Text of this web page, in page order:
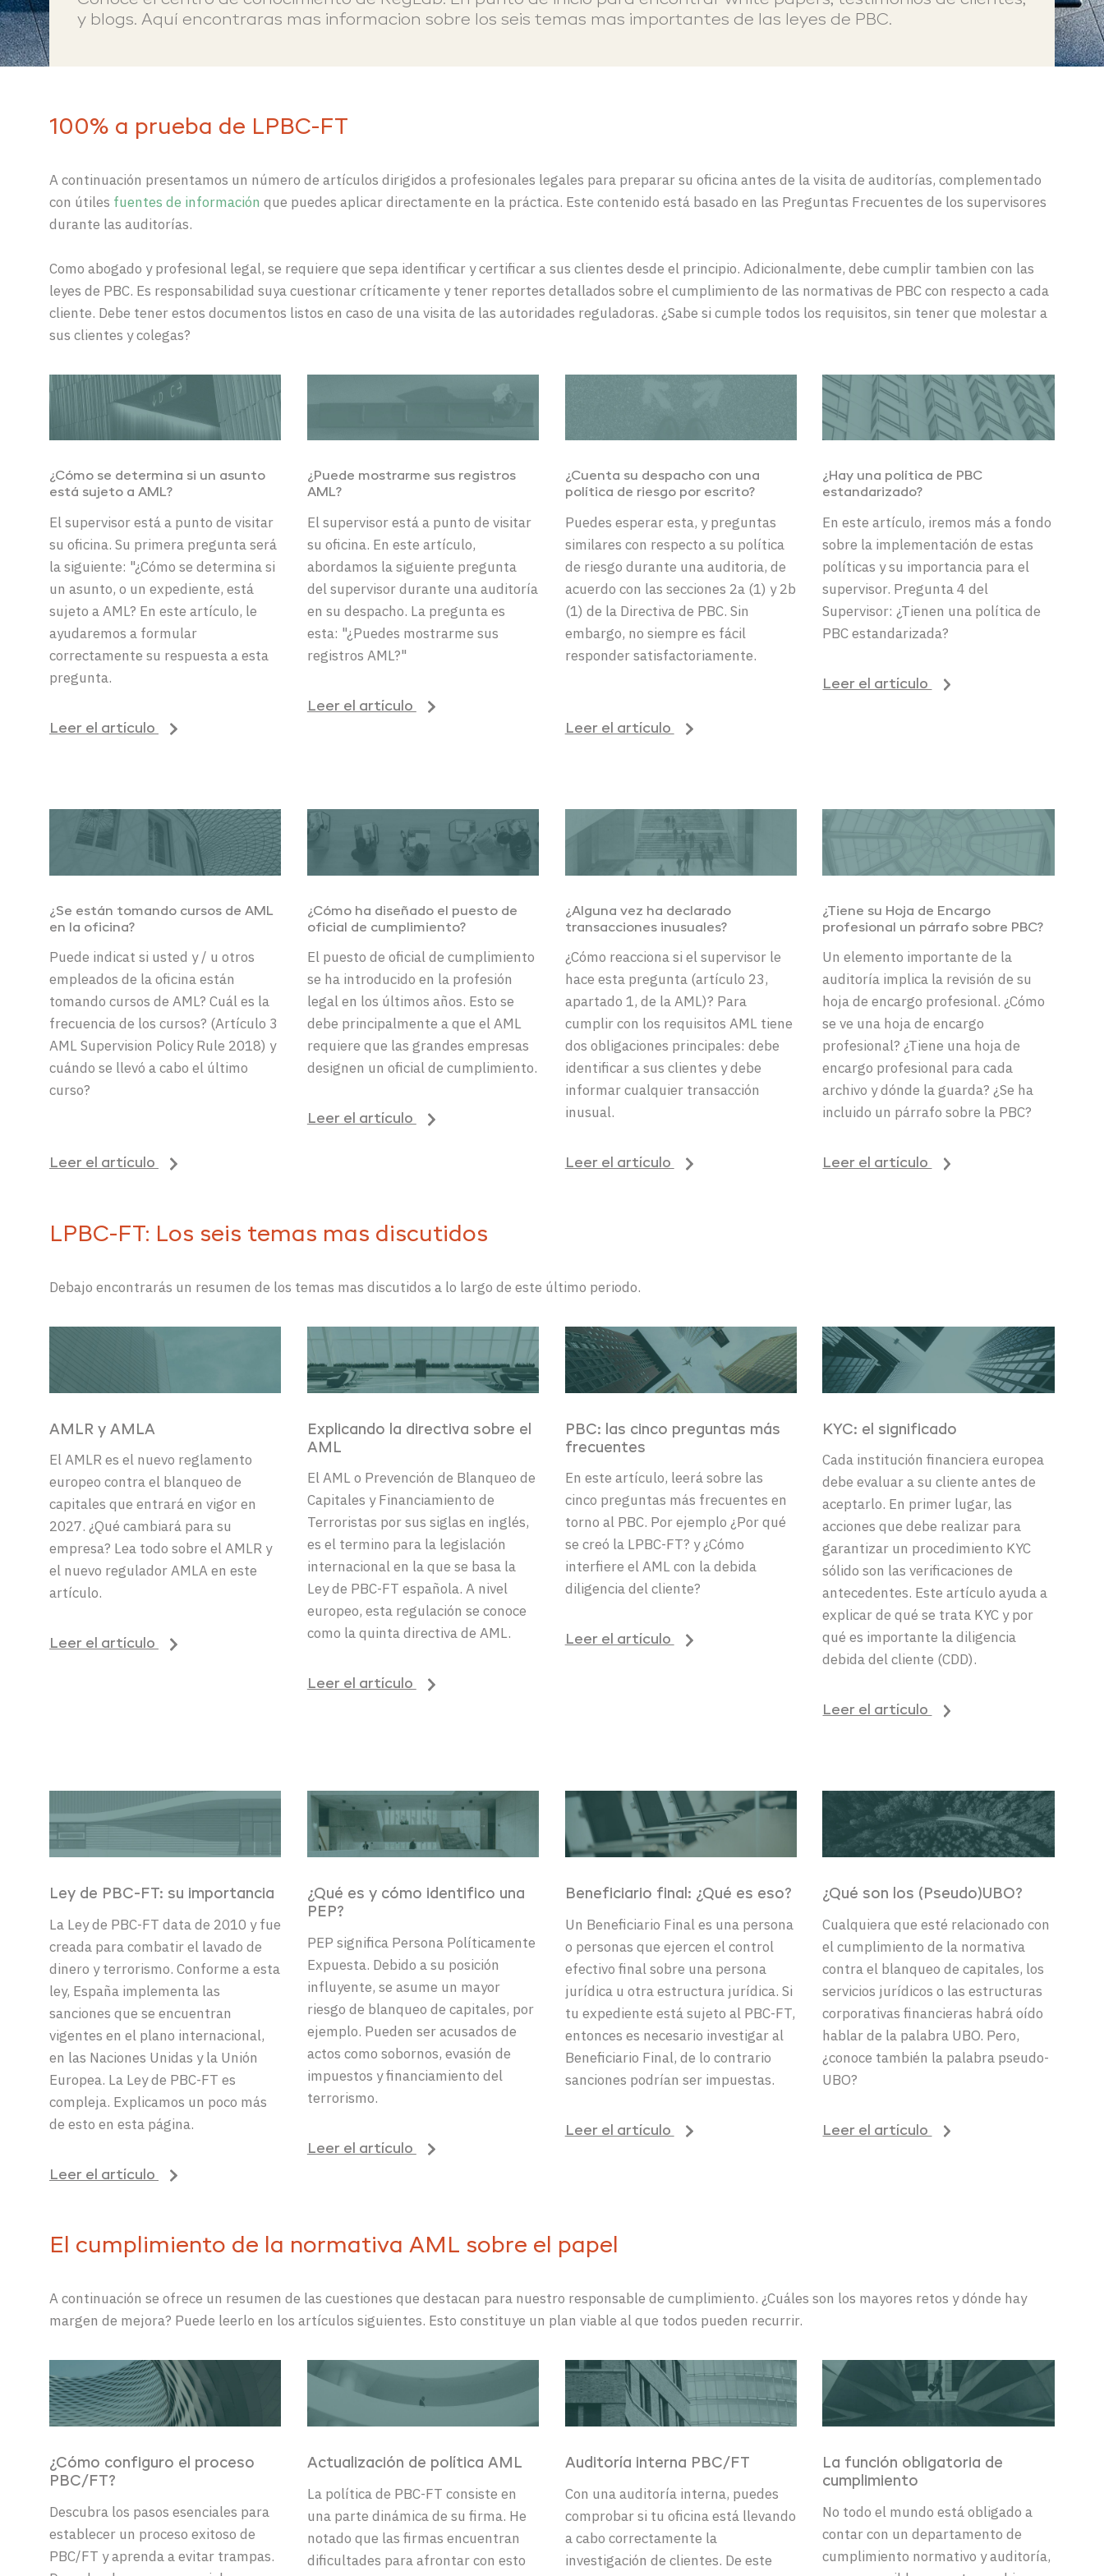
y blogs. Aquí encontraras mas informacion sobre los seis temas mas importantes de las leyes de PBC.
100% a prueba de LPBC-FT
Acontinuación presentamos un número de artículos dirigidos a profesionales legales para prepararsu oficinaantes de lavisitade auditorías, complementado
con útiles fuentes de información que puedes aplicar directamente en la práctica. Este contenido está basado en las Preguntas Frecuentes de los supervisores
durante las auditorías.
Como abogado y profesional legal, se requiere que sepa identificar y certificar a sus clientes desde el principio. Adicionalmente, debe cumplir tambien con las
leyes de PBC. Es responsabilidad suya cuestionar críticamente y tener reportes detallados sobre el cumplimiento de las normativas de PBC con respecto a cada
cliente. Debe tener estos documentos listos en caso de una visita de las autoridades reguladoras. ¿Sabe si cumple todos los requisitos, sin tener que molestar a
sus clientes y colegas?
¿Cómo se determina si un asunto
está sujeto a AML?
El supervisorestáa punto de visitar
su oficina. Su primera preguntaserá
lasiguiente: "¿Cómo se determinasi
un asunto, o un expediente, está
sujeto a AML? En este artículo, le
ayudaremos a formular
correctamente su respuestaaesta
pregunta.
Leer el artículo
¿Puede mostrarme sus registros
AML?
El supervisor está a punto de visitar
su oficina. En este artículo,
abordamos la siguiente pregunta
del supervisor durante una auditoría
en su despacho. La pregunta es
esta: "¿Puedes mostrarme sus
registros AML?"
Leer el artículo
¿Cuenta su despacho con una
política de riesgo por escrito?
Puedes esperar esta, y preguntas
similares con respecto a su política
de riesgo durante una auditoria, de
acuerdo con las secciones 2a (1) y 2b
(1) de la Directiva de PBC. Sin
embargo, no siempre es fácil
responder satisfactoriamente.
Leer el artículo
¿Hay una política de PBC
estandarizado?
En este artículo, iremos más a fondo
sobre la implementación de estas
políticas y su importancia para el
supervisor. Pregunta 4 del
Supervisor: ¿Tienen una política de
PBC estandarizada?
Leer el artículo
¿Se están tomando cursos de AML
en la oficina?
Puede indicat si usted y/ u otros
empleados de laoficinaestán
tomando cursos de AML? Cuáles la
frecuenciade los cursos? (Artículo 3
AMLSupervision PolicyRule 2018) y
cuándo se llevó acabo el último
curso?
Leer el artículo
¿Cómo ha diseñado el puesto de
oficial de cumplimiento?
El puesto de oficial de cumplimiento
se ha introducido en la profesión
legal en los últimos años. Esto se
debe principalmente a que el AML
requiere que las grandes empresas
designen un oficial de cumplimiento.
Leer el artículo
¿Alguna vez ha declarado
transacciones inusuales?
¿Cómo reaccionasi el supervisor le
hace esta pregunta(artículo 23,
apartado 1, de la AML)? Para
cumplircon los requisitos AML tiene
dos obligaciones principales: debe
identificara sus clientes ydebe
informarcualquier transacción
inusual.
Leer el artículo
¿Tiene su Hoja de Encargo
profesional un párrafo sobre PBC?
Un elemento importante de la
auditoría implica la revisión de su
hoja de encargo profesional. ¿Cómo
se ve una hoja de encargo
profesional? ¿Tiene una hoja de
encargo profesional para cada
archivo y dónde la guarda? ¿Se ha
incluido un párrafosobre la PBC?
Leer el artículo
LPBC-FT: Los seis temas mas discutidos
Debajo encontrarás un resumen de los temas mas discutidos a lo largo de este último periodo.
AMLR y AMLA
El AMLR es el nuevo reglamento
europeo contra el blanqueo de
capitales que entrará en vigor en
2027. ¿Qué cambiará para su
empresa? Lea todo sobre el AMLR y
el nuevo regulador AMLA en este
artículo.
Leer el artículo
Explicando la directiva sobre el
AML
ElAMLo Prevención de Blanqueo de
Capitales y Financiamiento de
Terroristas por sus siglas en inglés,
es el termino para la legislación
internacional en la que se basa la
Ley de PBC-FT española. A nivel
europeo, esta regulación se conoce
como la quinta directivade AML.
Leer el artículo
PBC: las cinco preguntas más
frecuentes
En este artículo, leerá sobre las
cinco preguntas más frecuentes en
torno al PBC. Por ejemplo ¿Por qué
se creó la LPBC-FT? y ¿Cómo
interfiere el AML con la debida
diligencia del cliente?
Leer el artículo
KYC: el significado
Cada institución financiera europea
debe evaluarasu cliente antes de
aceptarlo. En primer lugar, las
acciones quedebe realizar para
garantizar un procedimiento KYC
sólido son lasverificaciones de
antecedentes. Este artículo ayudaa
explicarde qué se trata KYC y por
qué es importante ladiligencia
debidadelcliente (CDD).
Leer el artículo
Ley de P BC-FT: su importancia
La Ley de PBC-FT data de 2010 y fue
creada para combatir el lavado de
dinero y terrorismo. Conforme a esta
ley, España implementa las
sanciones que se encuentran
vigentes en el plano internacional,
en las Naciones Unidas y la Unión
Europea. La Ley de PBC-FT es
compleja. Explicamos un poco más
de esto en esta página.
Leer el artículo
¿Qué es y cómo identifico una
PE P?
PEP significa Persona Políticamente
Expuesta. Debido a su posición
influyente, se asume un mayor
riesgo de blanqueo de capitales, por
ejemplo. Pueden ser acusados de
actos como sobornos, evasión de
impuestos y financiamiento del
terrorismo.
Leer el artículo
Beneficiario final: ¿Qué es eso?
Un Beneficiario Final es una persona
o personas que ejercen el control
efectivo final sobre una persona
jurídica u otra estructura jurídica. Si
tu expediente está sujeto al PBC-FT,
entonces es necesario investigaral
Beneficiario Final, de lo contrario
sanciones podrían ser impuestas.
Leer el artículo
¿Qué son los (Pseudo)UBO?
Cualquiera que esté relacionado con
el cumplimiento de la normativa
contra el blanqueo de capitales, los
servicios jurídicos o las estructuras
corporativas financieras habrá oído
hablar de la palabra UBO. Pero,
¿conoce también la palabra pseudo-
UBO?
Leer el artículo
El cumplimiento de la normativa AML sobre el papel
A continuación se ofrece un resumen de las cuestiones que destacan para nuestro responsable de cumplimiento. ¿Cuáles son los mayores retos y dónde hay
margen de mejora? Puede leerlo en los artículos siguientes. Esto constituye un plan viable al que todos pueden recurrir.
¿Cómo configuro el proceso
PBC/FT?
Descubra los pasos esenciales para
establecer un proceso exitoso de
PBC/FT y aprenda a evitar trampas.
Actualización de política AML
La política de PBC-FT consiste en
una parte dinámica de su firma. He
notado que las firmas encuentran
dificultades para afrontar con esto
Auditoría interna PBC/FT
Con una auditoría interna, puedes
comprobar si tu oficina está llevando
a cabo correctamente la
investigación de clientes. De este
La función obligatoria de
cumplimiento
No todo el mundo está obligado a
contar con un departamento de
cumplimiento normativo y auditoría,